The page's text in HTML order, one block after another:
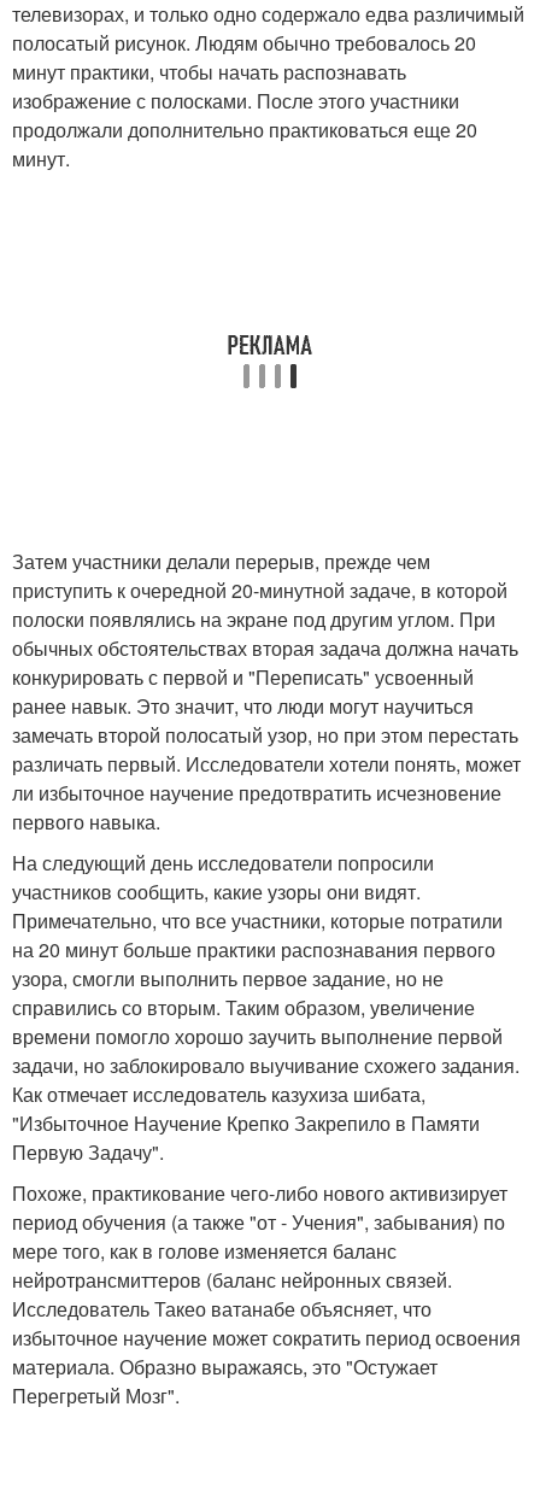
телевизорах, и только одно содержало едва различимый
полосатый рисунок. Людям обычно требовалось 20
минут практики, чтобы начать распознавать
изображение с полосками. После этого участники
продолжали дополнительно практиковаться еще 20
минут.
Затем участники делали перерыв, прежде чем
приступить к очередной 20-минутной задаче, в которой
полоски появлялись на экране под другим углом. При
обычных обстоятельствах вторая задача должна начать
конкурировать с первой и "Переписать" усвоенный
ранее навык. Это значит, что люди могут научиться
замечать второй полосатый узор, но при этом перестать
различать первый. Исследователи хотели понять, может
ли избыточное научение предотвратить исчезновение
первого навыка.
На следующий день исследователи попросили
участников сообщить, какие узоры они видят.
Примечательно, что все участники, которые потратили
на 20 минут больше практики распознавания первого
узора, смогли выполнить первое задание, но не
справились со вторым. Таким образом, увеличение
времени помогло хорошо заучить выполнение первой
задачи, но заблокировало выучивание схожего задания.
Как отмечает исследователь казухиза шибата,
"Избыточное Научение Крепко Закрепило в Памяти
Первую Задачу".
Похоже, практикование чего-либо нового активизирует
период обучения (а также "от - Учения", забывания) по
мере того, как в голове изменяется баланс
нейротрансмиттеров (баланс нейронных связей.
Исследователь Такео ватанабе объясняет, что
избыточное научение может сократить период освоения
материала. Образно выражаясь, это "Остужает
Перегретый Мозг".